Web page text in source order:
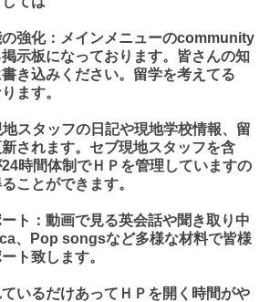
強化：メインメニューのcommunity
示板になっております。皆さんの知
き込みください。留学を考えてる
ます。
地スタッフの日記や現地学校情報、留
されます。セブ現地スタッフを含
時間体制でＨＰを管理していますの
ことができます。
ト：動画で見る英会話や聞き取り中
、Pop songsなど多様な材料で皆様
ト致します。
いるだけあってＨＰを開く時間がや